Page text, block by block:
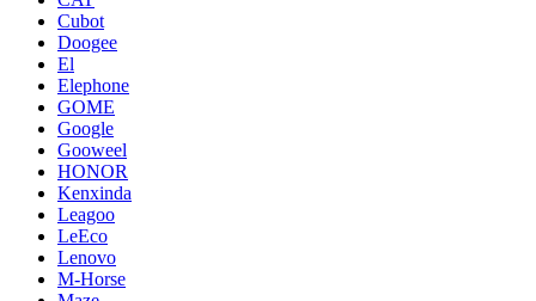
Cubot
Doogee
El
Elephone
GOME
Google
Gooweel
HONOR
Kenxinda
Leagoo
LeEco
Lenovo
M-Horse